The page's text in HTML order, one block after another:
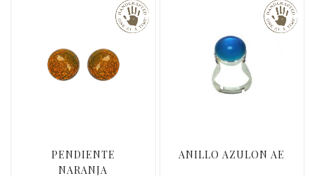
PENDIENTE
NARANJA
ANILLO AZULON AE